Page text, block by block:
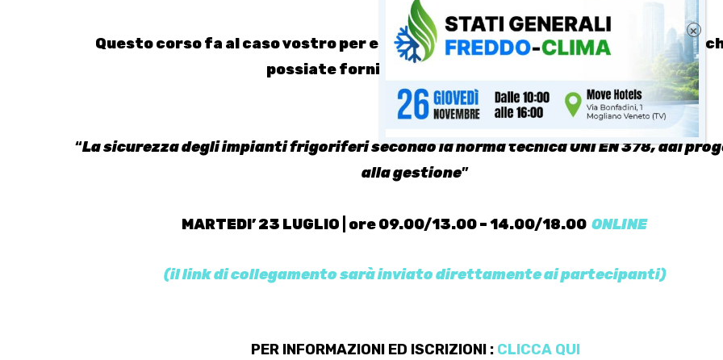
Questo corso fa al caso vostro per essere informati e tenervi aggiornati
possiate fornire servizi di eccellenza.
“La sicurezza degli impianti frigoriferi secondo la norma tecnicaUNI EN 378, dal
alla gestione”
MARTEDI’ 23 LUGLIO | ore 09.00/13.00 – 14.00/18.00 ONLINE
(il link di collegamento sarà inviato direttamente ai partecipanti)
PER INFORMAZIONI ED ISCRIZIONI : CLICCA QUI
×